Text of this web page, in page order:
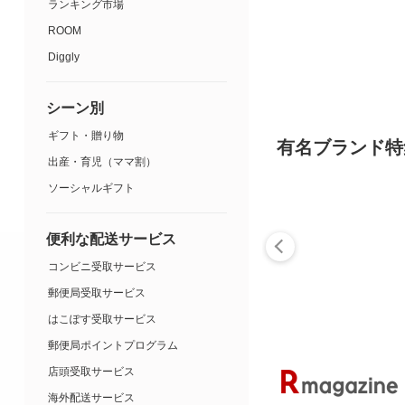
有名ブランド
ランキング市場
ROOM
Diggly
シーン別
ギフト・贈り物
出産・育児（ママ割）
ソーシャルギフト
便利な配送サービス
コンビニ受取サービス
郵便局受取サービス
はこぽす受取サービス
郵便局ポイントプログラム
店頭受取サービス
海外配送サービス